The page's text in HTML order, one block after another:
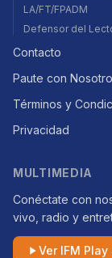
LA/FT/FPADM
Defensor del
Contacto
Paute con
Términos y
Privacidad
MULTIMEDIA
Conéctate con
vivo, radio y
Ver IFM